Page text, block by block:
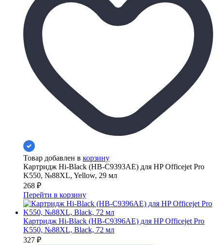
Товар добавлен в корзину
Картридж Hi-Black (HB-C9393AE) для HP Officejet Pro
K550, №88XL, Yellow, 29 мл
268 ₽
Перейти в корзину
Картридж Hi-Black (HB-C9396AE) для HP Officejet Pro
K550, №88XL, Black, 72 мл
327 ₽